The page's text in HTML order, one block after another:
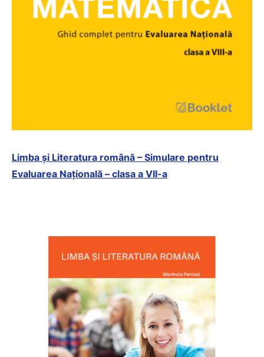
Limba și Literatura română – Simulare pentru
Evaluarea Națională – clasa a VII-a